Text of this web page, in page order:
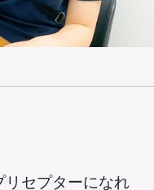
リセプターになれ